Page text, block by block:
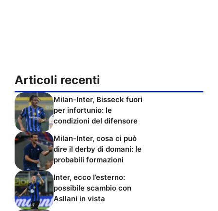
Articoli recenti
Milan-Inter, Bisseck fuori
per infortunio: le
condizioni del difensore
Milan-Inter, cosa ci può
dire il derby di domani: le
probabili formazioni
Inter, ecco l’esterno:
possibile scambio con
Asllani in vista